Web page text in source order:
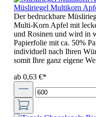
Müsliriegel Multikorn
Der bedruckbare
Multi-Korn Apfel mit
und Rosinen und wird in
Papierfolie mit ca. 50%
individuell nach Ihren
somit Ihre ganz eigene
ab 0,63 €*